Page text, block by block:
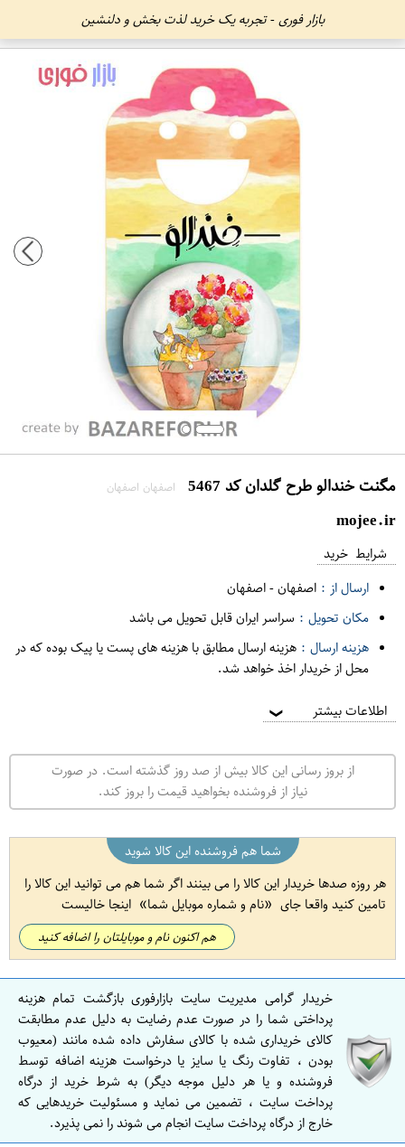
بازار فوری - تجربه یک خرید لذت بخش و دلنشین
مگنت خندالو طرح گلدان کد 5467 اصفهان اصفهان
mojee.ir
شرایط خرید
ارسال از : اصفهان-اصفهان
مکان تحویل : سراسر ایران قابل تحویل می باشد
هزینه ارسال : هزینه ارسال مطابق با هزینه های پست یا پیک بوده که در
محل از خریدار اخذ خواهد شد.
اطلاعات بیشتر ❯
از بروز رسانی این کالا بیش از صد روز گذشته است. در صورت
نیاز از فروشنده بخواهید قیمت را بروز کند.
شما هم فروشنده این کالا شوید
هر روزه صدها خریدار این کالا را می بینند اگر شما هم می توانید این کالا را
تامین کنید واقعا جای
نام و شماره موبایل شما اینجا خالیست
هم اکنون نام و موبایلتان را اضافه کنید
خریدار گرامی مدیریت سایت بازارفوری بازگشت تمام هزینه
پرداختی شما را در صورت عدم رضایت به دلیل عدم مطابقت
کالای خریداری شده با کالای سفارش داده شده مانند (معیوب
بودن ، تفاوت رنگ یا سایز یا درخواست هزینه اضافه توسط
فروشنده و یا هر دلیل موجه دیگر) به شرط خرید از درگاه
پرداخت سایت ، تضمین می نماید و مسئولیت خریدهایی که
خارج از درگاه پرداخت سایت انجام می شوند را نمی پذیرد.